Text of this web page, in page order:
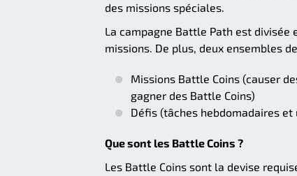
des missions spéciales.
La campagne Battle Path est divisée
missions. De plus, deux ensembles
Missions Battle Coins (causer
gagner des Battle Coins)
Défis (tâches hebdomadaires
Que sont les Battle Coins ?
Les Battle Coins sont la devise